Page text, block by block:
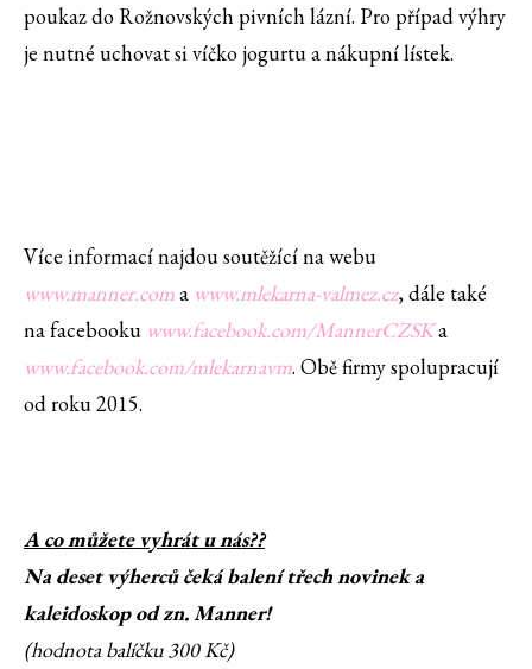
poukaz do Rožnovských pivních lázní. Pro případ výhry
je nutné uchovat si víčko jogurtu a nákupní lístek.
Více informací najdou soutěžící na webu
www.manner.coma www.mlekarna-valmez.cz, dále také
na facebooku www.facebook.com/MannerCZSKa
www.facebook.com/mlekarnavm. Obě firmy spolupracují
od roku 2015.
A co můžete vyhrát u nás??
Na deset výherců čeká balení třech novinek a
kaleidoskop od zn. Manner!
(hodnota balíčku 300 Kč)